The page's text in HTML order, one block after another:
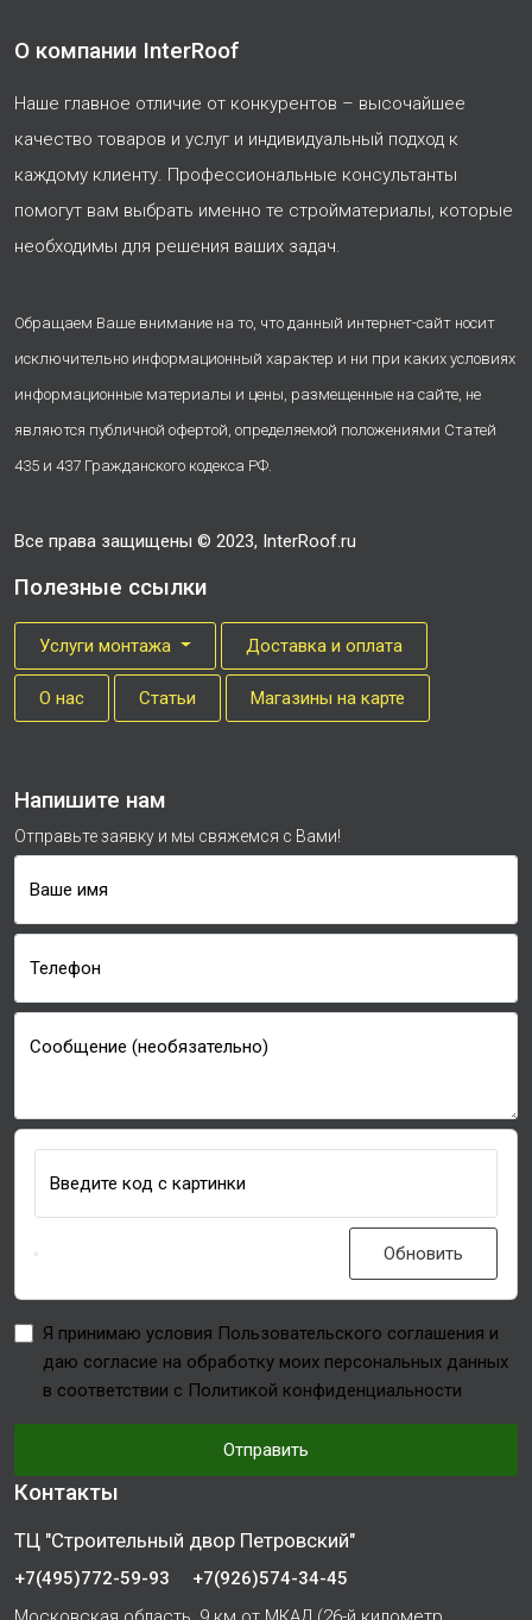
О компании InterRoof
Наше главное отличие от конкурентов – высочайшее
качество товаров и услуг и индивидуальный подход к
каждому клиенту. Профессиональные консультанты
помогут вам выбрать именно те стройматериалы, которые
необходимы для решения ваших задач.
Обращаем Ваше внимание на то, что данный интернет-сайт носит
исключительно информационный характер и ни при каких условиях
информационные материалы и цены, размещенные на сайте, не
являются публичной офертой, определяемой положениями Статей
435 и 437 Гражданского кодекса РФ.
Все права защищены © 2023, InterRoof.ru
Полезные ссылки
Услуги монтажа Доставка и оплата
О нас Cтатьи Магазины на карте
Напишите нам
Отправьте заявку и мы свяжемся с Вами!
Ваше имя
Телефон
Сообщение (необязательно)
Введите код с картинки
Обновить
Я принимаю условия Пользовательского соглашения и
даю согласие на обработку моих персональных данных
в соответствии с Политикой конфиденциальности
Отправить
Контакты
ТЦ "Строительный двор Петровский"
+7(495)772-59-93
+7(926)574-34-45